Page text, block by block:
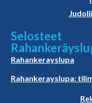
Selosteet
Rahankerayslupa
Rahankerayslupa: